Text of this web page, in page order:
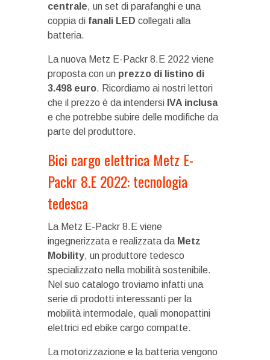
centrale, un set di parafanghi e una
coppia di fanali LED collegati alla
batteria.
La nuova Metz E-Packr 8.E 2022 viene
proposta con un prezzo di listino di
3.498 euro. Ricordiamo ai nostri lettori
che il prezzo è da intendersi IVA inclusa
e che potrebbe subire delle modifiche da
parte del produttore.
Bici cargo elettrica Metz E-
Packr 8.E 2022: tecnologia
tedesca
La Metz E-Packr 8.E viene
ingegnerizzata e realizzata da Metz
Mobility, un produttore tedesco
specializzato nella mobilità sostenibile.
Nel suo catalogo troviamo infatti una
serie di prodotti interessanti per la
mobilità intermodale, quali monopattini
elettrici ed ebike cargo compatte.
La motorizzazione e la batteria vengono